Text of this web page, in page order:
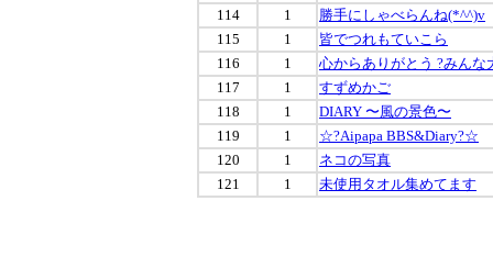
114
1
勝手にしゃべらんね(*^^)v
115
1
皆でつれもていこら
116
1
心からありがとう ?みんな
117
1
すずめかご
118
1
DIARY 〜風の景色〜
119
1
☆?Aipapa BBS&Diary?☆
120
1
ネコの写真
121
1 未使用タオル集めてます